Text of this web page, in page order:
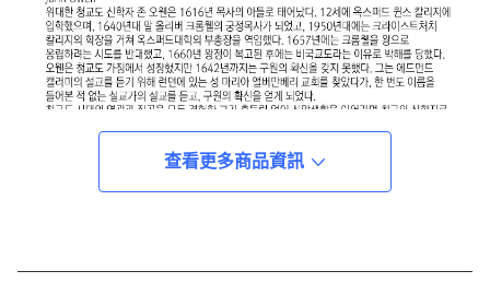
查看更多商品資訊